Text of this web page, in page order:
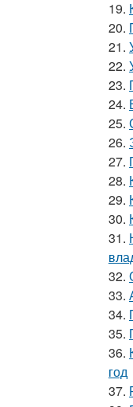
19.
20.
21.
22.
23.
24.
25.
26.
27.
28.
29.
30.
31.
32.
33.
34.
35.
36.
год
37.